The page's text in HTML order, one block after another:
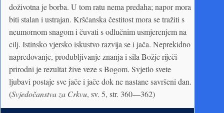
doživotna je borba. U tom ratu nema predaha; napor mora
biti stalan i ustrajan. Kršćanska čestitost mora se tražiti s
neumornom snagom i čuvati s odlučnim usmjerenjem na
cilj. Istinsko vjersko iskustvo razvija se i jača. Neprekidno
napredovanje, produbljivanje znanja i sila Božje riječi
prirodni je rezultat žive veze s Bogom. Svjetlo svete
ljubavi postaje sve jače i jače dok ne nastane savršeni dan.
(Svjedočanstva za Crkvu, sv. 5, str. 360—362)